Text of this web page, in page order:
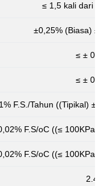
≤ 1,5 kali dari
±0,25% (Biasa)
≤ ±
≤ ±
F.S./Tahun ((Tipikal) ±
F.S/oC ((≤ 100KPa)
F.S/oC ((≤ 100KPa)